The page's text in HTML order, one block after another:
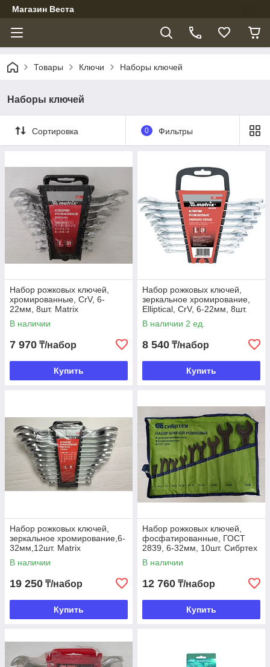
Магазин Веста
Товары Ключи Наборы ключей
Наборы ключей
Сортировка 0 Фильтры
Набор рожковых ключей,
хромированные, CrV, 6-
22мм, 8шт. Matrix
В наличии
7 970 ₸/набор
Купить
Набор рожковых ключей,
зеркальное хромирование,
Elliptical, CrV, 6-22мм, 8шт.
Matrix
В наличии 2 ед.
8 540 ₸/набор
Купить
Набор рожковых ключей,
зеркальное хромирование,6-
32мм,12шт. Matrix
В наличии
19 250 ₸/набор
Купить
Набор рожковых ключей,
фосфатированные, ГОСТ
2839, 6-32мм, 10шт. Сибртех
В наличии
12 760 ₸/набор
Купить